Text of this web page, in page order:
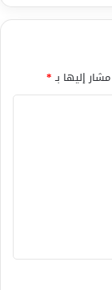
إليها بـ*